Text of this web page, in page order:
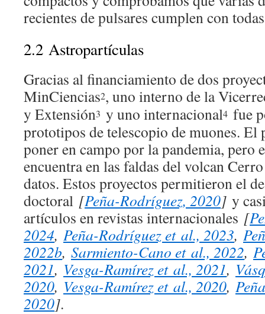
recientes de pulsares cumplen con
2.2 Astropartículas
Gracias al financiamiento de dos
MinCiencias2, uno interno de la
y Extensión3 y uno internacional4 fue
prototipos de telescopio de muones. El
poner en campo por la pandemia, pero
encuentra en las faldas del volcan
datos. Estos proyectos permitieron el
doctoral [Peña-Rodríguez, 2020] y
artículos en revistas internacionales [
2024, Peña-Rodríguez et al., 2023,
2022b, Sarmiento-Cano et al., 2022,
2021, Vesga-Ramírez et al., 2021,
2020, Vesga-Ramírez et al., 2020,
2020].